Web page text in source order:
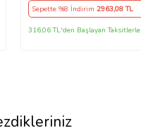
Sepette %8 İndirim 2963,08 TL
316,06 TL'den Başlayan Taksitlerle